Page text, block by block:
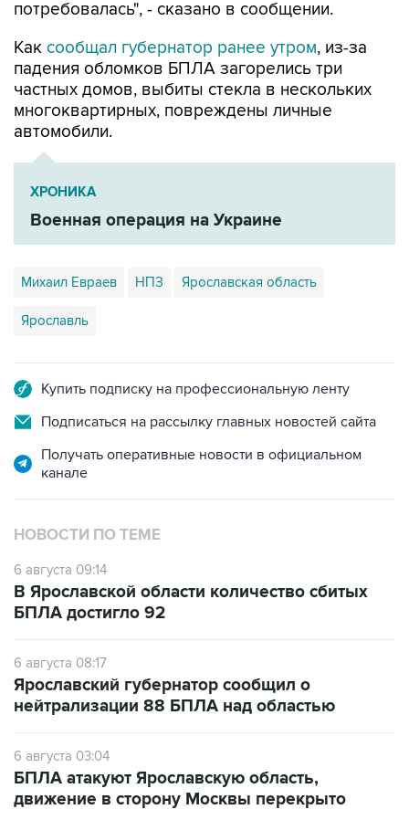
потребовалась", - сказано в сообщении.
Как сообщал губернатор ранее утром, из-за
падения обломков БПЛА загорелись три
частных домов, выбиты стекла в нескольких
многоквартирных, повреждены личные
автомобили.
ХРОНИКА
Военная операция на Украине
Михаил Евраев НПЗ Ярославская область
Ярославль
Купить подписку на профессиональную ленту
Подписаться на рассылку главных новостей сайта
Получать оперативные новости в официальном
канале
НОВОСТИ ПО ТЕМЕ
6 августа 09:14
В Ярославской области количество сбитых
БПЛА достигло 92
6 августа 08:17
Ярославский губернатор сообщил о
нейтрализации 88 БПЛА над областью
6 августа 03:04
БПЛА атакуют Ярославскую область,
движение в сторону Москвы перекрыто